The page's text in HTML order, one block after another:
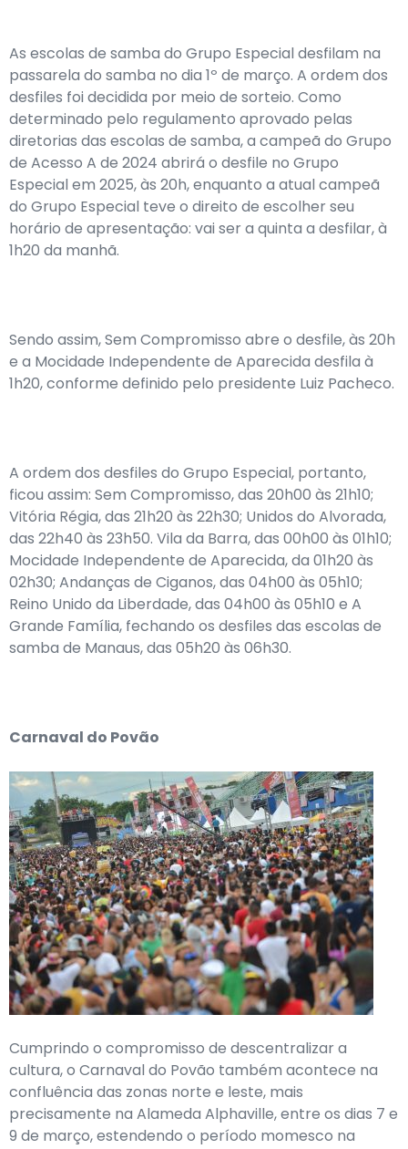
As escolas de samba do Grupo Especial desfilam na
passarela do samba no dia 1º de março. A ordem dos
desfiles foi decidida por meio de sorteio. Como
determinado pelo regulamento aprovado pelas
diretorias das escolas de samba, a campeã do Grupo
de Acesso A de 2024 abrirá o desfile no Grupo
Especial em 2025, às 20h, enquanto a atual campeã
do Grupo Especial teve o direito de escolher seu
horário de apresentação: vai ser a quinta a desfilar, à
1h20 da manhã.
Sendo assim, Sem Compromisso abre o desfile, às 20h
e a Mocidade Independente de Aparecida desfila à
1h20, conforme definido pelo presidente Luiz Pacheco.
A ordem dos desfiles do Grupo Especial, portanto,
ficou assim: Sem Compromisso, das 20h00 às 21h10;
Vitória Régia, das 21h20 às 22h30; Unidos do Alvorada,
das 22h40 às 23h50. Vila da Barra, das 00h00 às 01h10;
Mocidade Independente de Aparecida, da 01h20 às
02h30; Andanças de Ciganos, das 04h00 às 05h10;
Reino Unido da Liberdade, das 04h00 às 05h10 e A
Grande Família, fechando os desfiles das escolas de
samba de Manaus, das 05h20 às 06h30.
Carnaval do Povão
Cumprindo o compromisso de descentralizar a
cultura, o Carnaval do Povão também acontece na
confluência das zonas norte e leste, mais
precisamente na Alameda Alphaville, entre os dias 7 e
9 de março, estendendo o período momesco na